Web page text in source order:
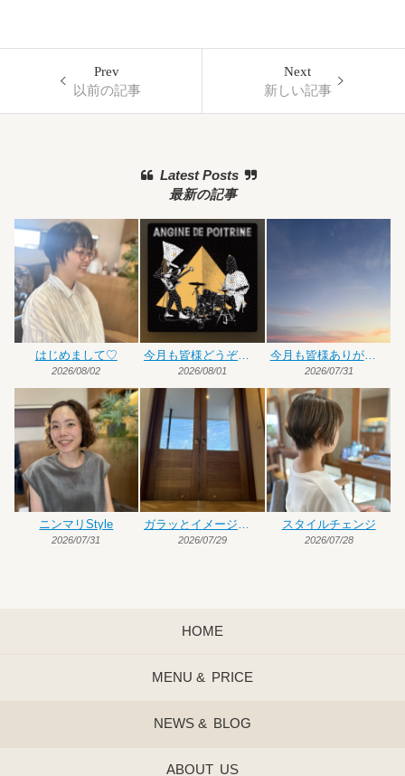
Prev
以前の記事
Next
新しい記事
Latest Posts
最新の記事
はじめまして♡
2026/08/02
今月も皆様どうぞよろしくお願いいたします
2026/08/01
今月も皆様ありがとうございました
2026/07/31
ニンマリStyle
2026/07/31 2026/07/29
スタイルチェンジ
2026/07/28
HOME
MENU & PRICE
NEWS & BLOG
ABOUT US